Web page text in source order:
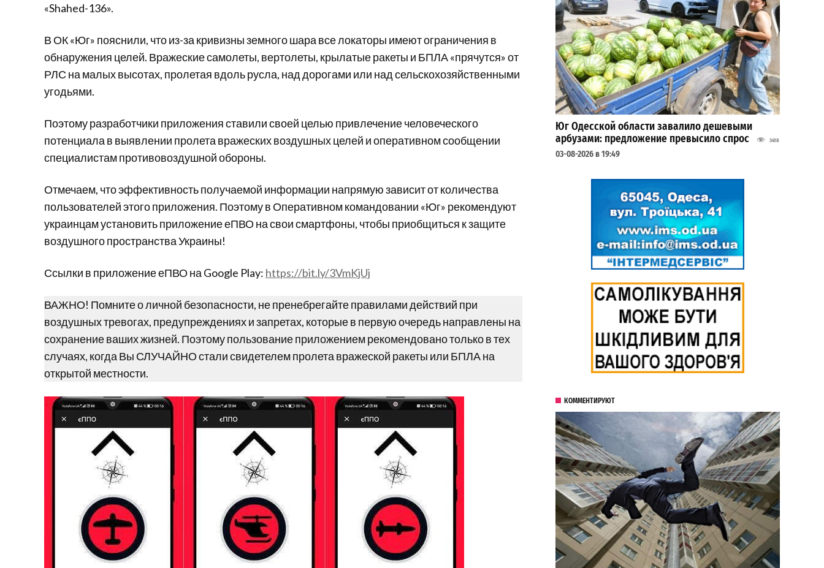
«Shahed-136».
В ОК «Юг» пояснили, что из-за кривизны земного шара все локаторы имеют ограничения в
обнаружения целей. Вражеские самолеты, вертолеты, крылатые ракеты и БПЛА «прячутся» от
РЛС на малых высотах, пролетая вдоль русла, над дорогами или над сельскохозяйственными
угодьями.
Поэтому разработчики приложения ставили своей целью привлечение человеческого
потенциала в выявлении пролета вражеских воздушных целей и оперативном сообщении
специалистам противовоздушной обороны.
Отмечаем, что эффективность получаемой информации напрямую зависит от количества
пользователей этого приложения. Поэтому в Оперативном командовании «Юг» рекомендуют
украинцам установить приложение еПВО на свои смартфоны, чтобы приобщиться к защите
воздушного пространства Украины!
Ссылки в приложение еПВО на Google Play: https://bit.ly/3VmKjUj
ВАЖНО! Помните о личной безопасности, не пренебрегайте правилами действий при
воздушных тревогах, предупреждениях и запретах, которые в первую очередь направлены на
сохранение ваших жизней. Поэтому пользование приложением рекомендовано только в тех
случаях, когда Вы СЛУЧАЙНО стали свидетелем пролета вражеской ракеты или БПЛА на
открытой местности.
Юг Одесской области завалило дешевыми
арбузами: предложение превысило спрос
3418
03-08-2026 в 19:49
КОММЕНТИРУЮТ